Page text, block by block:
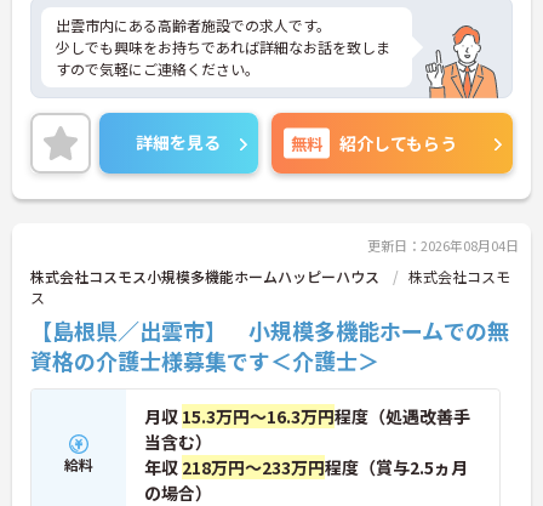
出雲市内にある高齢者施設での求人です。
少しでも興味をお持ちであれば詳細なお話を致しま
すので気軽にご連絡ください。
詳細を見る 無料 紹介してもらう
更新日：2026年08月04日
株式会社コスモス小規模多機能ホームハッピーハウス
株式会社コスモ
ス
【島根県／出雲市】 小規模多機能ホームでの無
資格の介護士様募集です＜介護士＞
給料
月収 15.3万円～16.3万円程度（処遇改善手
当含む）
年収 218万円～233万円程度（賞与2.5ヵ月
の場合）